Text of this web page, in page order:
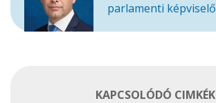
parlamenti képviselő
KAPCSOLÓDÓ CIMKÉK